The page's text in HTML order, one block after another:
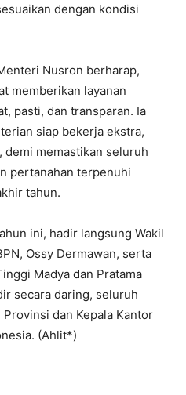
dengan kondisi
Nusron berharap,
memberikan layanan
pasti, dan transparan. Ia
siap bekerja ekstra,
demi memastikan seluruh
pertanahan terpenuhi
tahun.
ini, hadir langsung Wakil
Ossy Dermawan, serta
Madya dan Pratama
secara daring, seluruh
Provinsi dan Kepala Kantor
(Ahlit*)